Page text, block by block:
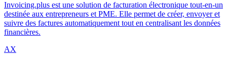
Invoicing.plus est une solution de facturation électronique tout-en-un
destinée aux entrepreneurs et PME. Elle permet de créer, envoyer et
suivre des factures automatiquement tout en centralisant les données
financières.
AX